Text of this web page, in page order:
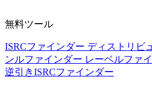
無料ツール
ISRCファインダー ディストリビ
ンルファインダー レーベルファ
逆引きISRCファインダー